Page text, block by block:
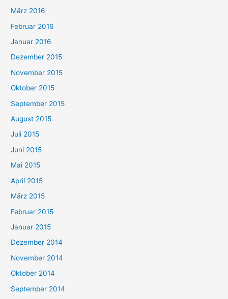
März 2016
Februar 2016
Januar 2016
Dezember 2015
November 2015
Oktober 2015
September 2015
August 2015
Juli 2015
Juni 2015
Mai 2015
April 2015
März 2015
Februar 2015
Januar 2015
Dezember 2014
November 2014
Oktober 2014
September 2014